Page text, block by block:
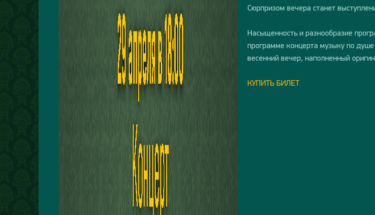
Сюрпризом вечера станет
Насыщенность и разнообразие
программе концерта музыку по
весенний вечер, наполненный
КУПИТЬ БИЛЕТ